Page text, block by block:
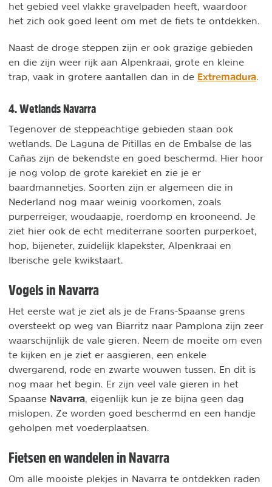
het gebied veel vlakke gravelpaden heeft, waardoor
het zich ook goed leent om met de fiets te ontdekken.
Naast de droge steppen zijn er ook grazige gebieden
en die zijn weer rijk aan Alpenkraai, grote en kleine
trap, vaak in grotere aantallen dan in de Extremadura
4. Wetlands Navarra
Tegenover de steppeachtige gebieden staan ook
wetlands. De Laguna de Pitillas en de Embalse de las
Cañas zijn de bekendste en goed beschermd. Hier hoor
je nog volop de grote karekiet en zie je er
baardmannetjes. Soorten zijn er algemeen die in
Nederland nog maar weinig voorkomen, zoals
purperreiger, woudaapje, roerdomp en krooneend. Je
ziet hier ook de echt mediterrane soorten purperkoet,
hop, bijeneter, zuidelijk klapekster, Alpenkraai en
Iberische gele kwikstaart.
Vogels in Navarra
Het eerste wat je ziet als je de Frans-Spaanse grens
oversteekt op weg van Biarritz naar Pamplona zijn zeer
waarschijnlijk de vale gieren. Neem de moeite om even
te kijken en je ziet er aasgieren, een enkele
dwergarend, rode en zwarte wouwen tussen. En dit is
nog maar het begin. Er zijn veel vale gieren in het
Spaanse Navarra , eigenlijk kun je ze bijna geen dag
mislopen. Ze worden goed beschermd en een handje
geholpen met voederplaatsen.
Fietsen en wandelen in Navarra
Om alle mooiste plekjes in Navarra te ontdekken raden